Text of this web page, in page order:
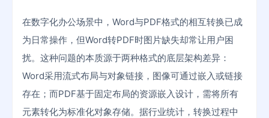
在数字化办公场景中，Word与PDF格式的相互转换已成
为日常操作，但Word转PDF时图片缺失却常让用户困
扰。这种问题的本质源于两种格式的底层架构差异：
Word采用流式布局与对象链接，图像可通过嵌入或链接
存在；而PDF基于固定布局的资源嵌入设计，需将所有
元素转化为标准化对象存储。据行业统计，转换过程中